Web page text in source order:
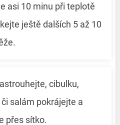
asi 10 minu při teplotě
ještě dalších 5 až 10
cibulku,
salám pokrájejte a
přes sítko.